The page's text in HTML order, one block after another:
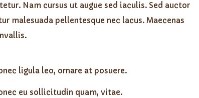
Nam cursus ut augue sed iaculis. Sed auctor
malesuada pellentesque nec lacus. Maecenas
ligula leo, ornare at posuere.
eu sollicitudin quam, vitae.